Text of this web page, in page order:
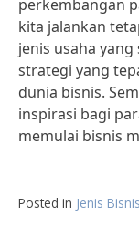
perkembangan
kita jalankan
jenis usaha
strategi yang
dunia bisnis.
inspirasi bagi
memulai bisnis
Posted in Jenis Bisnis